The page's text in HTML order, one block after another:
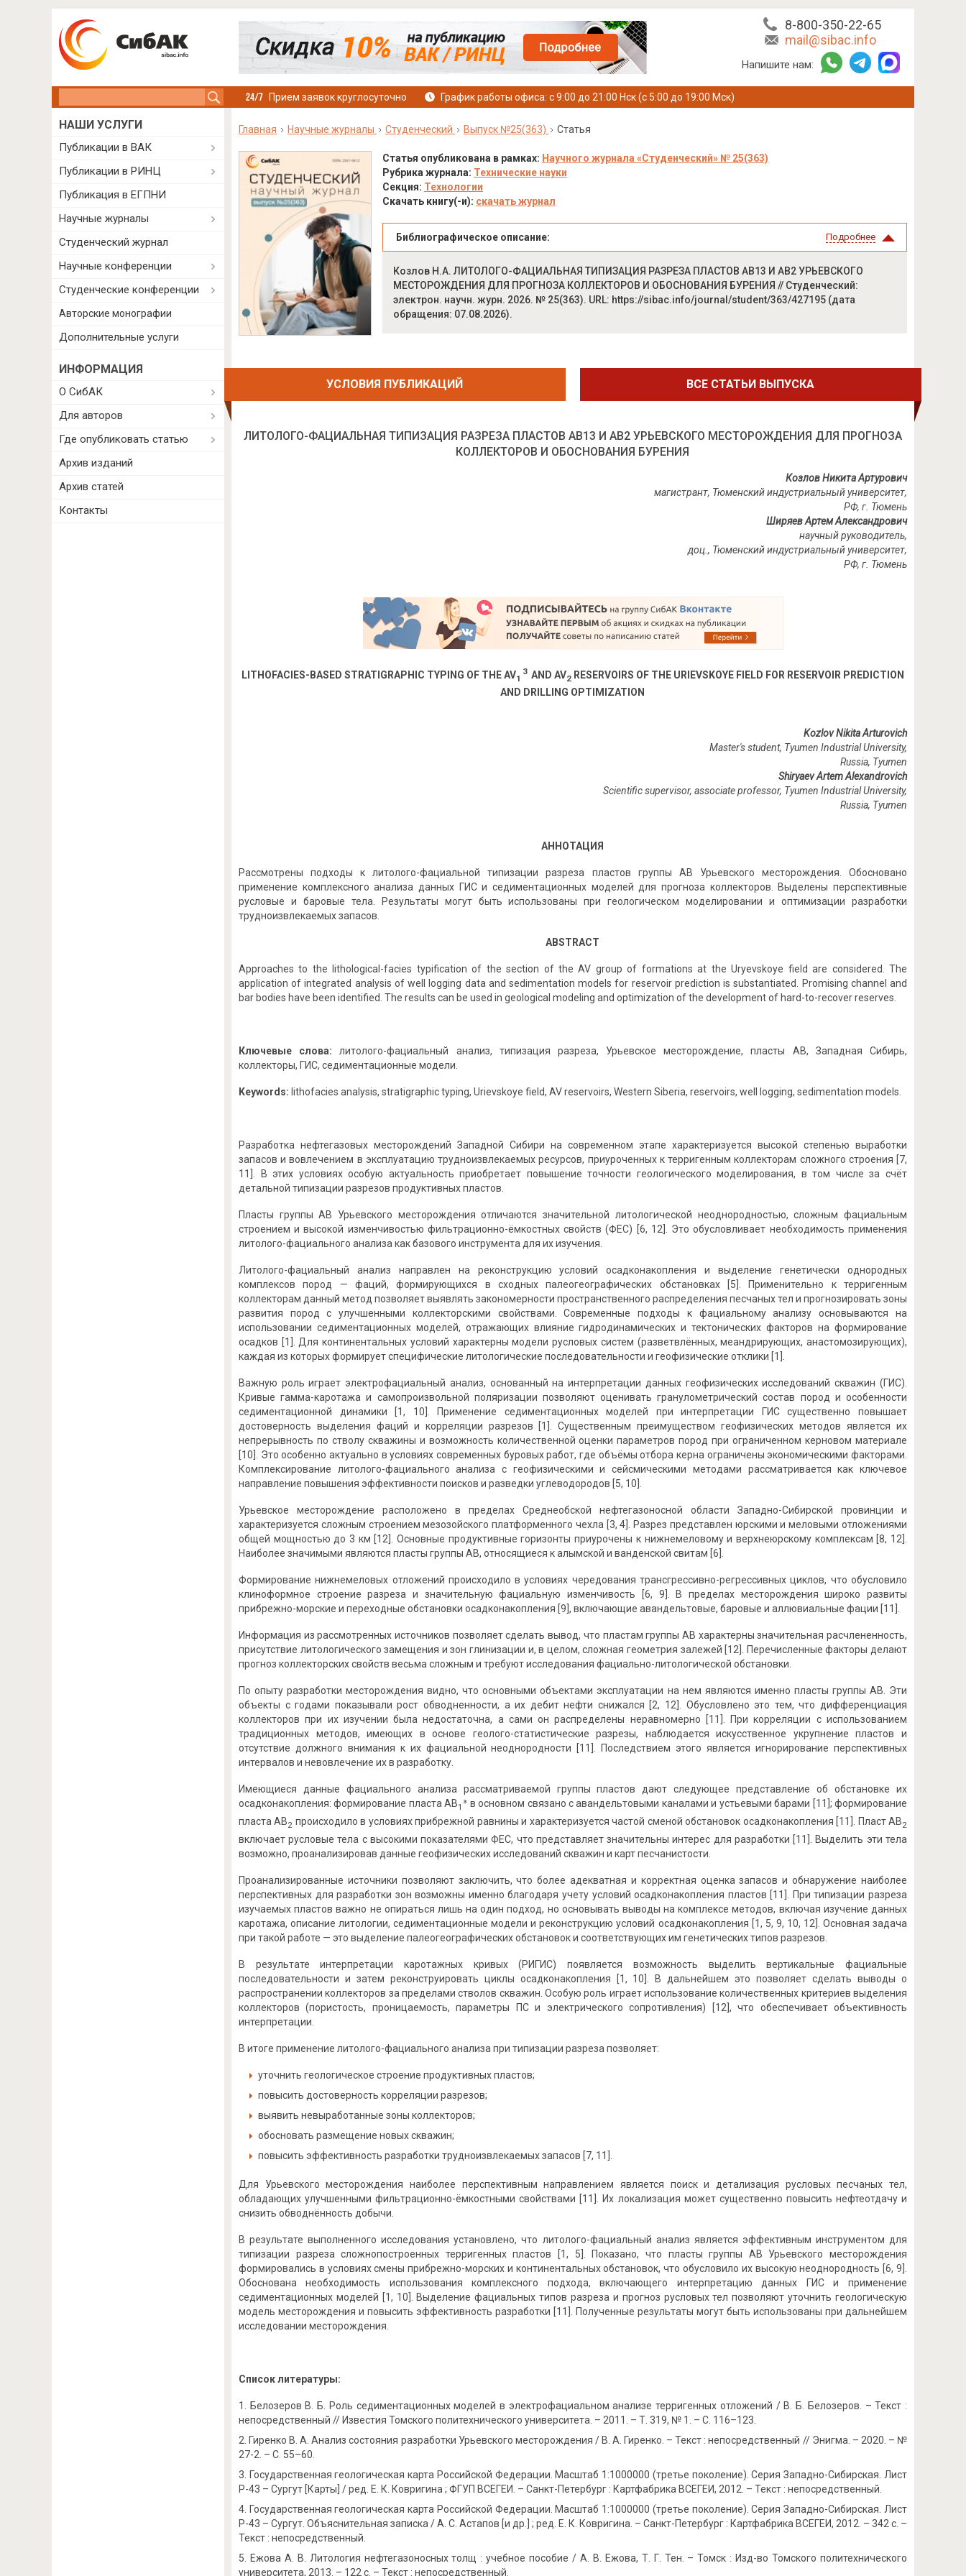
8-800-350-22-65
mail@sibac.info
Напишите нам:
Прием заявок круглосуточно График работы офиса: с 9:00 до 21:00 Нск (с 5:00 до 19:00 Мск)
Главная Научные журналы Студенческий Выпуск №25(363) Статья
Статья опубликована в рамках: Научного журнала «Студенческий» № 25(363)
Рубрика журнала: Технические науки
Секция: Технологии
Скачать книгу(-и): скачать журнал
Библиографическое описание: Подробнее
Козлов Н.А. ЛИТОЛОГО-ФАЦИАЛЬНАЯ ТИПИЗАЦИЯ РАЗРЕЗА ПЛАСТОВ АВ13 И АВ2 УРЬЕВСКОГО
МЕСТОРОЖДЕНИЯ ДЛЯ ПРОГНОЗА КОЛЛЕКТОРОВ И ОБОСНОВАНИЯ БУРЕНИЯ // Студенческий:
электрон. научн. журн. 2026. № 25(363). URL: https://sibac.info/journal/student/363/427195 (дата
обращения: 07.08.2026).
УСЛОВИЯ ПУБЛИКАЦИЙ ВСЕ СТАТЬИ ВЫПУСКА
ЛИТОЛОГО-ФАЦИАЛЬНАЯ ТИПИЗАЦИЯ РАЗРЕЗА ПЛАСТОВ АВ13 И АВ2 УРЬЕВСКОГО МЕСТОРОЖДЕНИЯ ДЛЯ ПРОГНОЗА
КОЛЛЕКТОРОВ И ОБОСНОВАНИЯ БУРЕНИЯ
Козлов Никита Артурович
магистрант, Тюменский индустриальный университет,
РФ, г. Тюмень
Ширяев Артем Александрович
научный руководитель,
доц., Тюменский индустриальный университет,
РФ, г. Тюмень
LITHOFACIES-BASED STRATIGRAPHIC TYPING OF THE AV1
3 AND AV2 RESERVOIRS OF THE URIEVSKOYE FIELD FOR RESERVOIR PREDICTION
AND DRILLING OPTIMIZATION
Kozlov Nikita Arturovich
Master's student, Tyumen Industrial University,
Russia, Tyumen
Shiryaev Artem Alexandrovich
Scientific supervisor, associate professor, Tyumen Industrial University,
Russia, Tyumen
АННОТАЦИЯ
Рассмотрены подходы к литолого-фациальной типизации разреза пластов группы АВ Урьевского месторождения. Обосновано
применение комплексного анализа данных ГИС и седиментационных моделей для прогноза коллекторов. Выделены перспективные
русловые и баровые тела. Результаты могут быть использованы при геологическом моделировании и оптимизации разработки
трудноизвлекаемых запасов.
ABSTRACT
Approaches to the lithological-facies typification of the section of the AV group of formations at the Uryevskoye field are considered. The
application of integrated analysis of well logging data and sedimentation models for reservoir prediction is substantiated. Promising channel and
bar bodies have been identified. The results can be used in geological modeling and optimization of the development of hard-to-recover reserves.
Ключевые слова: литолого-фациальный анализ, типизация разреза, Урьевское месторождение, пласты АВ, Западная Сибирь,
коллекторы, ГИС, седиментационные модели.
Keywords: lithofacies analysis, stratigraphic typing, Urievskoye field, AV reservoirs, Western Siberia, reservoirs, well logging, sedimentation models.
Разработка нефтегазовых месторождений Западной Сибири на современном этапе характеризуется высокой степенью выработки
запасов и вовлечением в эксплуатацию трудноизвлекаемых ресурсов, приуроченных к терригенным коллекторам сложного строения [7,
11]. В этих условиях особую актуальность приобретает повышение точности геологического моделирования, в том числе за счёт
детальной типизации разрезов продуктивных пластов.
Пласты группы АВ Урьевского месторождения отличаются значительной литологической неоднородностью, сложным фациальным
строением и высокой изменчивостью фильтрационно-ёмкостных свойств (ФЕС) [6, 12]. Это обусловливает необходимость применения
литолого-фациального анализа как базового инструмента для их изучения.
Литолого-фациальный анализ направлен на реконструкцию условий осадконакопления и выделение генетически однородных
комплексов пород — фаций, формирующихся в сходных палеогеографических обстановках [5]. Применительно к терригенным
коллекторам данный метод позволяет выявлять закономерности пространственного распределения песчаных тел и прогнозировать зоны
развития пород с улучшенными коллекторскими свойствами. Современные подходы к фациальному анализу основываются на
использовании седиментационных моделей, отражающих влияние гидродинамических и тектонических факторов на формирование
осадков [1]. Для континентальных условий характерны модели русловых систем (разветвлённых, меандрирующих, анастомозирующих),
каждая из которых формирует специфические литологические последовательности и геофизические отклики [1].
Важную роль играет электрофациальный анализ, основанный на интерпретации данных геофизических исследований скважин (ГИС).
Кривые гамма-каротажа и самопроизвольной поляризации позволяют оценивать гранулометрический состав пород и особенности
седиментационной динамики [1, 10]. Применение седиментационных моделей при интерпретации ГИС существенно повышает
достоверность выделения фаций и корреляции разрезов [1]. Существенным преимуществом геофизических методов является их
непрерывность по стволу скважины и возможность количественной оценки параметров пород при ограниченном керновом материале
[10]. Это особенно актуально в условиях современных буровых работ, где объёмы отбора керна ограничены экономическими факторами.
Комплексирование литолого-фациального анализа с геофизическими и сейсмическими методами рассматривается как ключевое
направление повышения эффективности поисков и разведки углеводородов [5, 10].
Урьевское месторождение расположено в пределах Среднеобской нефтегазоносной области Западно-Сибирской провинции и
характеризуется сложным строением мезозойского платформенного чехла [3, 4]. Разрез представлен юрскими и меловыми отложениями
общей мощностью до 3 км [12]. Основные продуктивные горизонты приурочены к нижнемеловому и верхнеюрскому комплексам [8, 12].
Наиболее значимыми являются пласты группы АВ, относящиеся к алымской и ванденской свитам [6].
Формирование нижнемеловых отложений происходило в условиях чередования трансгрессивно-регрессивных циклов, что обусловило
клиноформное строение разреза и значительную фациальную изменчивость [6, 9]. В пределах месторождения широко развиты
прибрежно-морские и переходные обстановки осадконакопления [9], включающие авандельтовые, баровые и аллювиальные фации [11].
Информация из рассмотренных источников позволяет сделать вывод, что пластам группы АВ характерны значительная расчлененность,
присутствие литологического замещения и зон глинизации и, в целом, сложная геометрия залежей [12]. Перечисленные факторы делают
прогноз коллекторских свойств весьма сложным и требуют исследования фациально-литологической обстановки.
По опыту разработки месторождения видно, что основными объектами эксплуатации на нем являются именно пласты группы АВ. Эти
объекты с годами показывали рост обводненности, а их дебит нефти снижался [2, 12]. Обусловлено это тем, что дифференциация
коллекторов при их изучении была недостаточна, а сами он распределены неравномерно [11]. При корреляции с использованием
традиционных методов, имеющих в основе геолого-статистические разрезы, наблюдается искусственное укрупнение пластов и
отсутствие должного внимания к их фациальной неоднородности [11]. Последствием этого является игнорирование перспективных
интервалов и невовлечение их в разработку.
Имеющиеся данные фациального анализа рассматриваемой группы пластов дают следующее представление об обстановке их
осадконакопления: формирование пласта АВ1 ³ в основном связано с авандельтовыми каналами и устьевыми барами [11]; формирование
пласта АВ2 происходило в условиях прибрежной равнины и характеризуется частой сменой обстановок осадконакопления [11]. Пласт АВ2
включает русловые тела с высокими показателями ФЕС, что представляет значительны интерес для разработки [11]. Выделить эти тела
возможно, проанализировав данные геофизических исследований скважин и карт песчанистости.
Проанализированные источники позволяют заключить, что более адекватная и корректная оценка запасов и обнаружение наиболее
перспективных для разработки зон возможны именно благодаря учету условий осадконакопления пластов [11]. При типизации разреза
изучаемых пластов важно не опираться лишь на один подход, но основывать выводы на комплексе методов, включая изучение данных
каротажа, описание литологии, седиментационные модели и реконструкцию условий осадконакопления [1, 5, 9, 10, 12]. Основная задача
при такой работе — это выделение палеогеографических обстановок и соответствующих им генетических типов разрезов.
В результате интерпретации каротажных кривых (РИГИС) появляется возможность выделить вертикальные фациальные
последовательности и затем реконструировать циклы осадконакопления [1, 10]. В дальнейшем это позволяет сделать выводы о
распространении коллекторов за пределами стволов скважин. Особую роль играет использование количественных критериев выделения
коллекторов (пористость, проницаемость, параметры ПС и электрического сопротивления) [12], что обеспечивает объективность
интерпретации.
В итоге применение литолого-фациального анализа при типизации разреза позволяет:
уточнить геологическое строение продуктивных пластов;
повысить достоверность корреляции разрезов;
выявить невыработанные зоны коллекторов;
обосновать размещение новых скважин;
повысить эффективность разработки трудноизвлекаемых запасов [7, 11].
Для Урьевского месторождения наиболее перспективным направлением является поиск и детализация русловых песчаных тел,
обладающих улучшенными фильтрационно-ёмкостными свойствами [11]. Их локализация может существенно повысить нефтеотдачу и
снизить обводнённость добычи.
В результате выполненного исследования установлено, что литолого-фациальный анализ является эффективным инструментом для
типизации разреза сложнопостроенных терригенных пластов [1, 5]. Показано, что пласты группы АВ Урьевского месторождения
формировались в условиях смены прибрежно-морских и континентальных обстановок, что обусловило их высокую неоднородность [6, 9].
Обоснована необходимость использования комплексного подхода, включающего интерпретацию данных ГИС и применение
седиментационных моделей [1, 10]. Выделение фациальных типов разреза и прогноз русловых тел позволяют уточнить геологическую
модель месторождения и повысить эффективность разработки [11]. Полученные результаты могут быть использованы при дальнейшем
исследовании месторождения.
Список литературы:
Белозеров В. Б. Роль седиментационных моделей в электрофациальном анализе терригенных отложений / В. Б. Белозеров. – Текст :
непосредственный // Известия Томского политехнического университета. – 2011. – Т. 319, № 1. – С. 116–123.
Гиренко В. А. Анализ состояния разработки Урьевского месторождения / В. А. Гиренко. – Текст : непосредственный // Энигма. – 2020. – №
27-2. – С. 55–60.
Государственная геологическая карта Российской Федерации. Масштаб 1:1000000 (третье поколение). Серия Западно-Сибирская. Лист
Р-43 – Сургут [Карты] / ред. Е. К. Ковригина ; ФГУП ВСЕГЕИ. – Санкт-Петербург : Картфабрика ВСЕГЕИ, 2012. – Текст : непосредственный.
Государственная геологическая карта Российской Федерации. Масштаб 1:1000000 (третье поколение). Серия Западно-Сибирская. Лист
Р-43 – Сургут. Объяснительная записка / А. С. Астапов [и др.] ; ред. Е. К. Ковригина. – Санкт-Петербург : Картфабрика ВСЕГЕИ, 2012. – 342 с. –
Текст : непосредственный.
Ежова А. В. Литология нефтегазоносных толщ : учебное пособие / А. В. Ежова, Т. Г. Тен. – Томск : Изд-во Томского политехнического
университета, 2013. – 122 с. – Текст : непосредственный.
НАШИ УСЛУГИ
Публикации в ВАК
Публикации в РИНЦ
Публикация в ЕГПНИ
Научные журналы
Студенческий журнал
Научные конференции
Студенческие конференции
Авторские монографии
Дополнительные услуги
ИНФОРМАЦИЯ
О СибАК
Для авторов
Где опубликовать статью
Архив изданий
Архив статей
Контакты